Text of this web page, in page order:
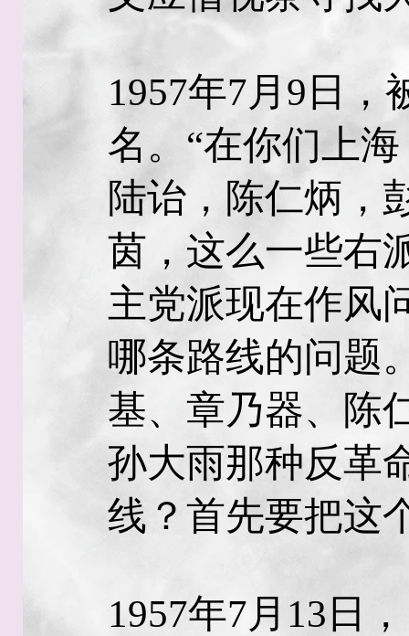
1957年7月9日，
名。“在你们上
陆诒，陈仁炳，
茵，这么一些右
主党派现在作风
哪条路线的问题
基、章乃器、陈
孙大雨那种反革
线？首先要把
1957年7月13日